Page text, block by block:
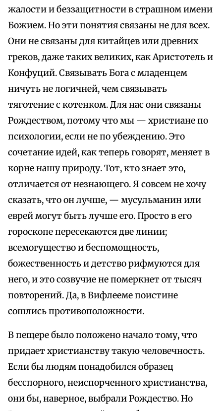
жалости и беззащитности в страшном имени
Божием. Но эти понятия связаны не для всех.
Они не связаны для китайцев или древних
греков, даже таких великих, как Аристотель и
Конфуций. Связывать Бога с младенцем
ничуть не логичней, чем связывать
тяготение с котенком. Для нас они связаны
Рождеством, потому что мы — христиане по
психологии, если не по убеждению. Это
сочетание идей, как теперь говорят, меняет в
корне нашу природу. Тот, кто знает это,
отличается от незнающего. Я совсем не хочу
сказать, что он лучше, — мусульманин или
еврей могут быть лучше его. Просто в его
гороскопе пересекаются две линии;
всемогущество и беспомощность,
божественность и детство рифмуются для
него, и это созвучие не померкнет от тысяч
повторений. Да, в Вифлееме поистине
сошлись противоположности.
В пещере было положено начало тому, что
придает христианству такую человечность.
Если бы людям понадобился образец
бесспорного, неиспорченного христианства,
они бы, наверное, выбрали Рождество. Но